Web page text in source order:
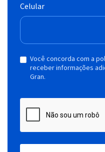
Celular
Você concorda com a
receber informações
Gran.